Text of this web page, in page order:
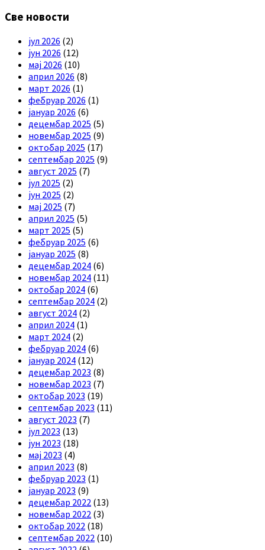
Све новости
јул 2026 (2)
јун 2026 (12)
мај 2026 (10)
април 2026 (8)
март 2026 (1)
фебруар 2026 (1)
јануар 2026 (6)
децембар 2025 (5)
новембар 2025 (9)
октобар 2025 (17)
септембар 2025 (9)
август 2025 (7)
јул 2025 (2)
јун 2025 (2)
мај 2025 (7)
април 2025 (5)
март 2025 (5)
фебруар 2025 (6)
јануар 2025 (8)
децембар 2024 (6)
новембар 2024 (11)
октобар 2024 (6)
септембар 2024 (2)
август 2024 (2)
април 2024 (1)
март 2024 (2)
фебруар 2024 (6)
јануар 2024 (12)
децембар 2023 (8)
новембар 2023 (7)
октобар 2023 (19)
септембар 2023 (11)
август 2023 (7)
јул 2023 (13)
јун 2023 (18)
мај 2023 (4)
април 2023 (8)
фебруар 2023 (1)
јануар 2023 (9)
децембар 2022 (13)
новембар 2022 (3)
октобар 2022 (18)
септембар 2022 (10)